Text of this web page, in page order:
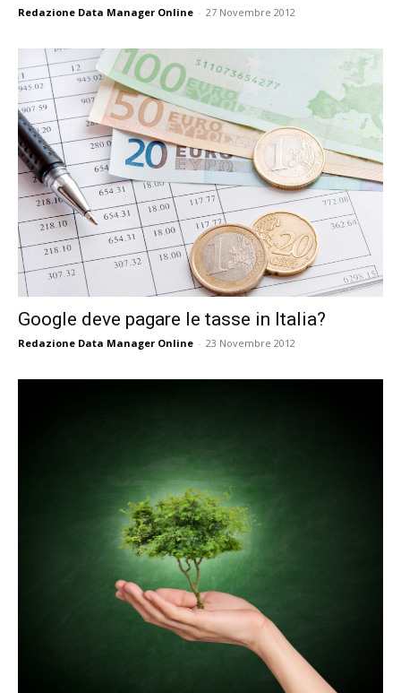
Redazione Data Manager Online - 27 Novembre 2012
Google deve pagare le tasse in Italia?
Redazione Data Manager Online - 23 Novembre 2012